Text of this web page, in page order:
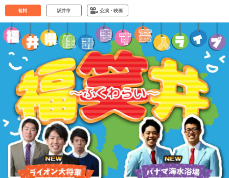
有料 坂井市 公演・映画